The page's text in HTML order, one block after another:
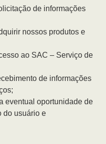
de informações
nossos produtos e
ao SAC – Serviço de
de informações
eventual oportunidade de
do usuário e